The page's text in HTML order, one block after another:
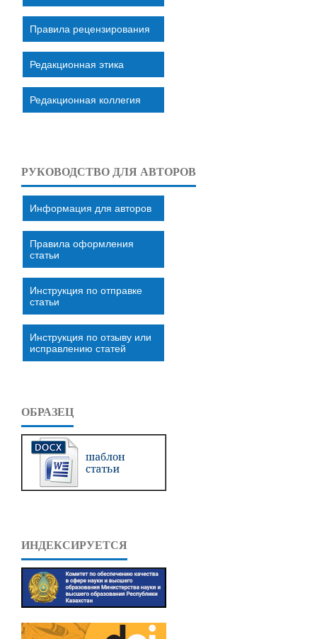
Правила рецензирования
Редакционная этика
Редакционная коллегия
РУКОВОДСТВО ДЛЯ АВТОРОВ
Информация для авторов
Правила оформления
статьи
Инструкция по отправке
статьи
Инструкция по отзыву или
исправлению статей
ОБРАЗЕЦ
ИНДЕКСИРУЕТСЯ